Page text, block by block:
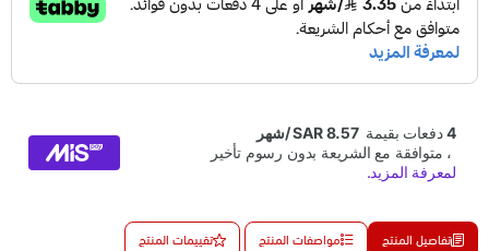
تفاصيل المنتج مواصفات المنتج تقييمات المنتج